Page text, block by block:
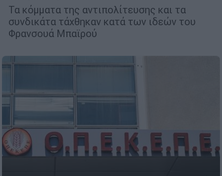
Τα κόμματα της αντιπολίτευσης και τα
συνδικάτα τάχθηκαν κατά των ιδεών του
Φρανσουά Μπαϊρού